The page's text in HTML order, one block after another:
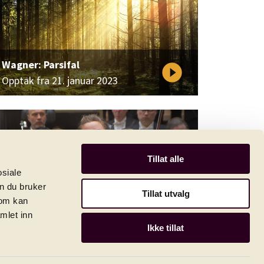
du bruker
kan
inn
Tillat alle
Tillat utvalg
Ikke tillat
Wagner: Parsifal
Opptak fra 21. januar 2023
play_circle_filled
Ryan Wigglesworth: Magnificat
play_circle_filled